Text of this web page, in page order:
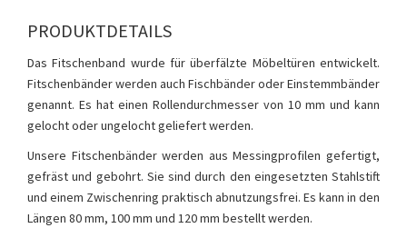
PRODUKTDETAILS
Das Fitschenband wurde für überfälzte Möbeltüren entwickelt.
Fitschenbänder werden auch Fischbänder oder Einstemmbänder
genannt. Es hat einen Rollendurchmesser von 10 mm und kann
gelocht oder ungelocht geliefert werden.
Unsere Fitschenbänder werden aus Messingprofilen gefertigt,
gefräst und gebohrt. Sie sind durch den eingesetzten Stahlstift
und einem Zwischenring praktisch abnutzungsfrei. Es kann in den
Längen 80 mm, 100 mm und 120 mm bestellt werden.